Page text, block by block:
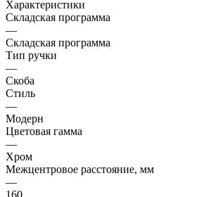
Характеристики
Складская программа
—
Складская программа
Тип ручки
—
Скоба
Стиль
—
Модерн
Цветовая гамма
—
Хром
Межцентровое расстояние, мм
—
160